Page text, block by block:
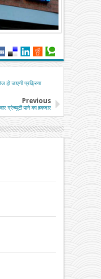
जाएगी प्रक्रिया
Previous
ग्रेच्युटी पाने का हकदार